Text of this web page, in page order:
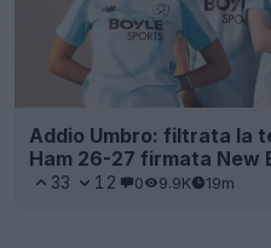
Addio Umbro: filtrata la
Ham 26-27 firmata New
33 12 0 9.9K 19m